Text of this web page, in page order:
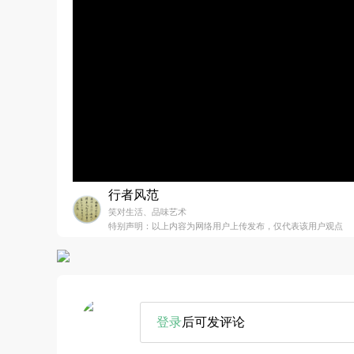
行者风范
笑对生活、品味艺术
特别声明：以上内容为网络用户上传发布，仅代表该用户观点
登录后可发评论